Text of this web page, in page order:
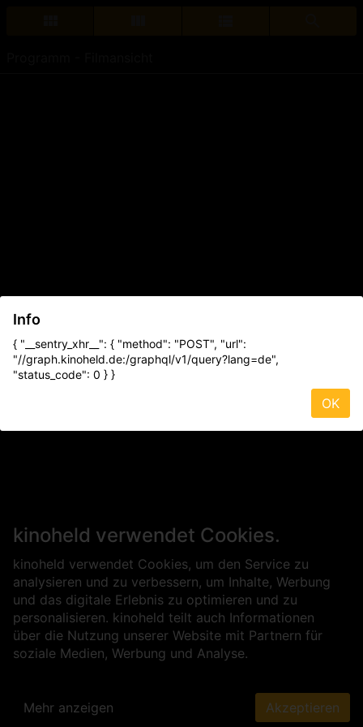
kinoheld verwendet Cookies.
kinoheld verwendet Cookies, um den Service zu
analysieren und zu verbessern, um Inhalte, Werbung
und das digitale Erlebnis zu optimieren und zu
personalisieren. kinoheld teilt auch Informationen
über die Nutzung unserer Website mit Partnern für
soziale Medien, Werbung und Analyse.
Mehr anzeigen Akzeptieren
Info
{ "__sentry_xhr__": { "method": "POST", "url":
"//graph.kinoheld.de:/graphql/v1/query?lang=de",
"status_code": 0 } }
OK